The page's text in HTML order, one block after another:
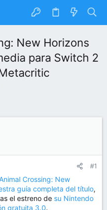
New Horizons
para Switch 2
#1
Crossing: New
guía completa del título,
el estreno de su Nintendo
gratuita 3.0.